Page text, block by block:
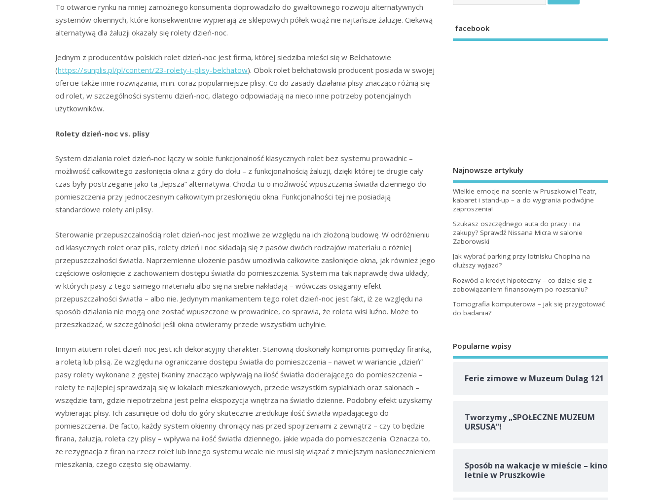
To otwarcie rynku na mniej zamożnego konsumenta doprowadziło do gwałtownego rozwoju alternatywnych
systemów okiennych, które konsekwentnie wypierają ze sklepowych półek wciąż nie najtańsze żaluzje. Ciekawą
alternatywą dla żaluzji okazały się rolety dzień-noc.
Jednym z producentów polskich rolet dzień-noc jest firma, której siedziba mieści się w Bełchatowie
(https://sunplis.pl/pl/content/23-rolety-i-plisy-belchatow). Obok rolet bełchatowski producent posiada w swojej
ofercie także inne rozwiązania, m.in. coraz popularniejsze plisy. Co do zasady działania plisy znacząco różnią się
od rolet, w szczególności systemu dzień-noc, dlatego odpowiadają na nieco inne potrzeby potencjalnych
użytkowników.
Rolety dzień-noc vs. plisy
System działania rolet dzień-noc łączy w sobie funkcjonalność klasycznych rolet bez systemu prowadnic –
możliwość całkowitego zasłonięcia okna z góry do dołu – z funkcjonalnością żaluzji, dzięki której te drugie cały
czas były postrzegane jako ta „lepsza” alternatywa. Chodzi tu o możliwość wpuszczania światła dziennego do
pomieszczenia przy jednoczesnym całkowitym przesłonięciu okna. Funkcjonalności tej nie posiadają
standardowe rolety ani plisy.
Sterowanie przepuszczalnością rolet dzień-noc jest możliwe ze względu na ich złożoną budowę. W odróżnieniu
od klasycznych rolet oraz plis, rolety dzień i noc składają się z pasów dwóch rodzajów materiału o różniej
przepuszczalności światła. Naprzemienne ułożenie pasów umożliwia całkowite zasłonięcie okna, jak również jego
częściowe osłonięcie z zachowaniem dostępu światła do pomieszczenia. System ma tak naprawdę dwa układy,
w których pasy z tego samego materiału albo się na siebie nakładają – wówczas osiągamy efekt
przepuszczalności światła – albo nie. Jedynym mankamentem tego rolet dzień-noc jest fakt, iż ze względu na
sposób działania nie mogą one zostać wpuszczone w prowadnice, co sprawia, że roleta wisi luźno. Może to
przeszkadzać, w szczególności jeśli okna otwieramy przede wszystkim uchylnie.
Innym atutem rolet dzień-noc jest ich dekoracyjny charakter. Stanowią doskonały kompromis pomiędzy firanką,
a roletą lub plisą. Ze względu na ograniczanie dostępu światła do pomieszczenia – nawet w wariancie „dzień”
pasy rolety wykonane z gęstej tkaniny znacząco wpływają na ilość światła docierającego do pomieszczenia –
rolety te najlepiej sprawdzają się w lokalach mieszkaniowych, przede wszystkim sypialniach oraz salonach –
wszędzie tam, gdzie niepotrzebna jest pełna ekspozycja wnętrza na światło dzienne. Podobny efekt uzyskamy
wybierając plisy. Ich zasunięcie od dołu do góry skutecznie zredukuje ilość światła wpadającego do
pomieszczenia. De facto, każdy system okienny chroniący nas przed spojrzeniami z zewnątrz – czy to będzie
firana, żaluzja, roleta czy plisy – wpływa na ilość światła dziennego, jakie wpada do pomieszczenia. Oznacza to,
że rezygnacja z firan na rzecz rolet lub innego systemu wcale nie musi się wiązać z mniejszym nasłonecznieniem
mieszkania, czego często się obawiamy.
facebook
Najnowsze artykuły
Wielkie emocje na scenie w Pruszkowie! Teatr,
kabaret i stand-up – a do wygrania podwójne
zaproszenia!
Szukasz oszczędnego auta do pracy i na
zakupy? Sprawdź Nissana Micra w salonie
Zaborowski
Jak wybrać parking przy lotnisku Chopina na
dłuższy wyjazd?
Rozwód a kredyt hipoteczny – co dzieje się z
zobowiązaniem finansowym po rozstaniu?
Tomografia komputerowa – jak się przygotować
do badania?
Popularne wpisy
Ferie zimowe w Muzeum Dulag 121
Tworzymy „SPOŁECZNE MUZEUM
URSUSA”!
Sposób na wakacje w mieście – kino
letnie w Pruszkowie